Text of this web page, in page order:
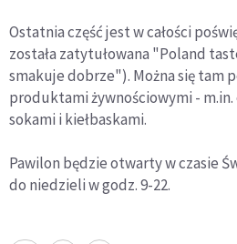
Ostatnia część jest w całości
została zatytułowana "Poland
smakuje dobrze"). Można się tam
produktami żywnościowymi -
sokami i kiełbaskami.
Pawilon będzie otwarty w czasie
do niedzieli w godz. 9-22.